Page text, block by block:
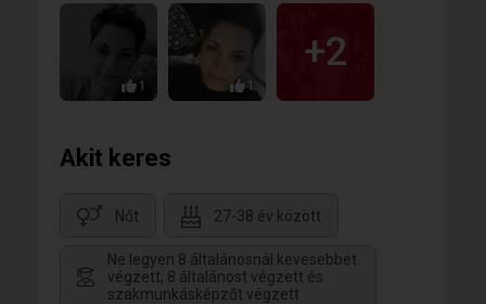
1 1
+2
Akit keres
Nőt 27-38 év között
Ne legyen 8 általánosnál kevesebbet
végzett, 8 általánost végzett és
szakmunkásképzőt végzett